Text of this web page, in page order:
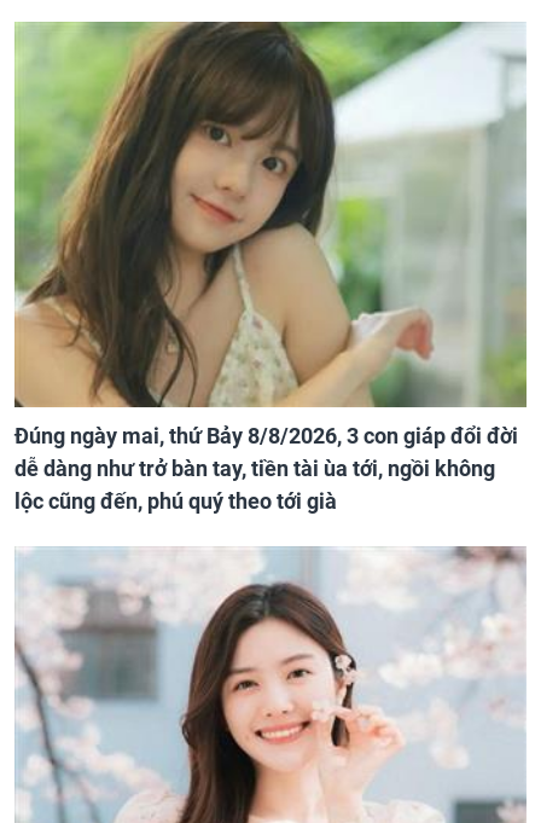
Đúng ngày mai, thứ Bảy 8/8/2026, 3 con giáp đổi đời
dễ dàng như trở bàn tay, tiền tài ùa tới, ngồi không
lộc cũng đến, phú quý theo tới già